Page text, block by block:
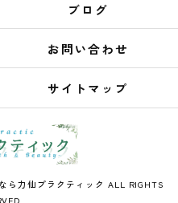
ブログ
お問い合わせ
サイトマップ
ら力仙プラクティック ALL RIGHTS